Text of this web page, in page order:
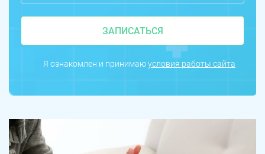
ЗАПИСАТЬСЯ
Я ознакомлен и принимаюусловия работы сайта